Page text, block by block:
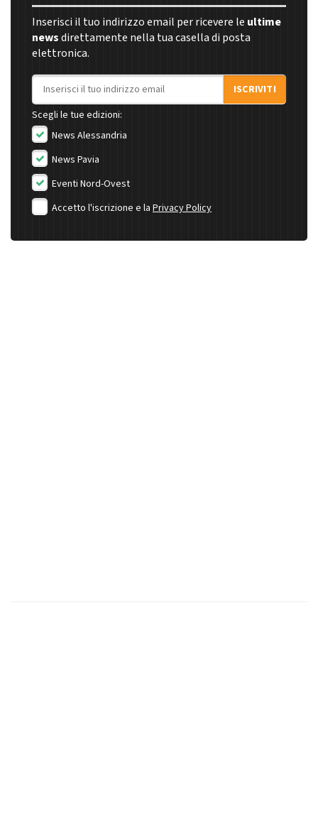
Inserisci il tuo indirizzo email per ricevere le ultime
newsdirettamente nella tua casella di posta
elettronica.
Indirizzo email
ISCRIVITI
Scegli le tue edizioni:
News Alessandria
News Pavia
Eventi Nord-Ovest
Accetto l'iscrizione e la Privacy Policy